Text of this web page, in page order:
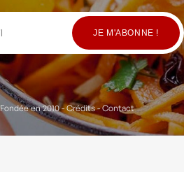
en 2010-Crédits-Contact